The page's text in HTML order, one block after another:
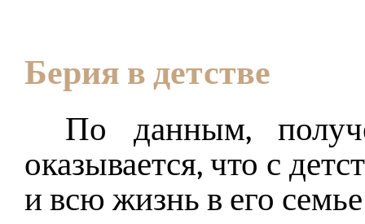
Берия в детстве
По данным,
оказывается, что с
и всю жизнь в его